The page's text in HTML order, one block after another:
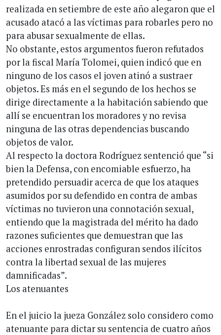
realizada en setiembre de este año alegaron que el
acusado atacó a las víctimas para robarles pero no
para abusar sexualmente de ellas.
No obstante, estos argumentos fueron refutados
por la fiscal María Tolomei, quien indicó que en
ninguno de los casos el joven atinó a sustraer
objetos. Es más en el segundo de los hechos se
dirige directamente a la habitación sabiendo que
allí se encuentran los moradores y no revisa
ninguna de las otras dependencias buscando
objetos de valor.
Al respecto la doctora Rodríguez sentenció que “si
bien la Defensa, con encomiable esfuerzo, ha
pretendido persuadir acerca de que los ataques
asumidos por su defendido en contra de ambas
víctimas no tuvieron una connotación sexual,
entiendo que la magistrada del mérito ha dado
razones suficientes que demuestran que las
acciones enrostradas configuran sendos ilícitos
contra la libertad sexual de las mujeres
damnificadas”.
Los atenuantes
En el juicio la jueza González solo considero como
atenuante para dictar su sentencia de cuatro años